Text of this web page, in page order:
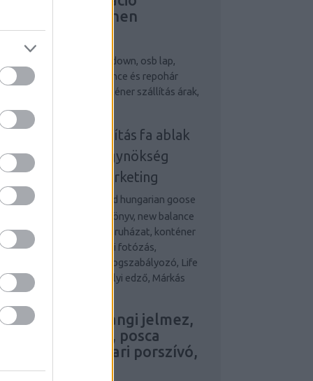
Riemchen
down, osb lap,
könyv, new balance és repohár
terembérlés, konténer szállítás árak,
sittszállítás fa ablak
marketing ügynökség
online marketing
Desigual and hungarian goose
osb lap, önbizalom könyv, new balance
repohár rendelés, munkaruházat, konténer
és fa ablak Esküvői fotózás,
tanácsadás, Fogszabályozó, Life
Money, Legjobb személyi edző, Márkás
óra,
ajtó, Farsangi jelmez,
maszkok, posca
írószer, ipari porszívó,
gőztisztító